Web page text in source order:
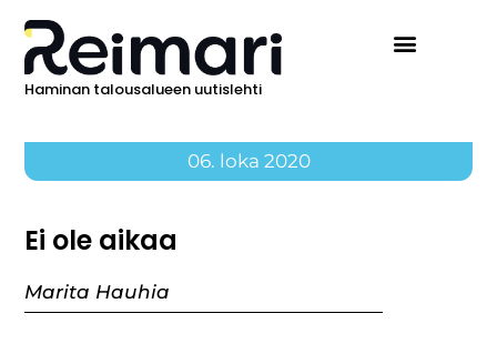
Haminan talousalueen uutislehti
06. loka 2020
Ei ole aikaa
Marita Hauhia